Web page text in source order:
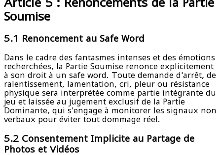
Soumise
5.1 Renoncement au Safe Word
Dans le cadre des fantasmes intenses et des émotions
recherchées, la Partie Soumise renonce explicitement
à son droit à un safe word. Toute demande d'arrêt, de
ralentissement, lamentation, cri, pleur ou résistance
physique sera interprétée comme partie intégrante du
jeu et laissée au jugement exclusif de la Partie
Dominante, qui s'engage à monitorer les signaux non
verbaux pour éviter tout dommage réel.
5.2 Consentement Implicite au Partage de
Photos et Vidéos